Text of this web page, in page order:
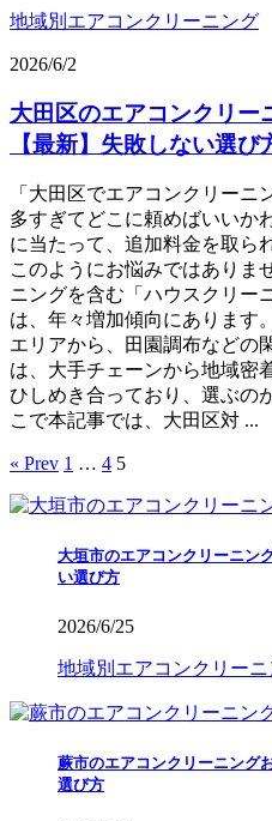
地域別エアコンクリーニング
2026/6/2
大田区のエアコンクリー
【最新】失敗しない選び
「大田区でエアコンクリー
多すぎてどこに頼めばいい
に当たって、追加料金を取ら
このようにお悩みではありま
ニングを含む「ハウスクリー
は、年々増加傾向にあります
エリアから、田園調布などの
は、大手チェーンから地域密
ひしめき合っており、選ぶの
こで本記事では、大田区対 ...
« Prev 1 … 4 5
大垣市のエアコンクリーニン
い選び方
2026/6/25
地域別エアコンクリー
蕨市のエアコンクリーニング
選び方